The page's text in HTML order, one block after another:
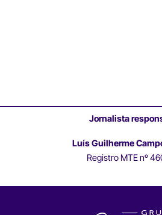
Jornalista
Luís Guilherme
Registro MTE nº